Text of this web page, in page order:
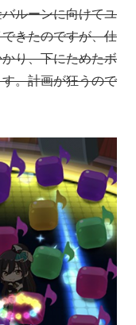
ルーンに向けてユ
きたのですが、仕
り、下にためたボ
。計画が狂うので